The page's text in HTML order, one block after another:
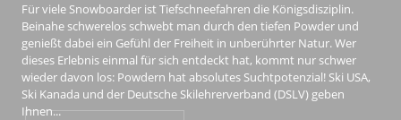
Für viele Snowboarder ist Tiefschneefahren die Königsdisziplin.
Beinahe schwerelos schwebt man durch den tiefen Powder und
genießt dabei ein Gefühl der Freiheit in unberührter Natur. Wer
dieses Erlebnis einmal für sich entdeckt hat, kommt nur schwer
wieder davon los: Powdern hat absolutes Suchtpotenzial! Ski USA,
Ski Kanada und der Deutsche Skilehrerverband (DSLV) geben
Ihnen...